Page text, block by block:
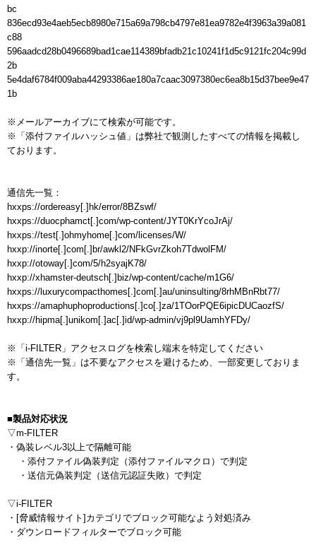
bc
836ecd93e4aeb5ecb8980e715a69a798cb4797e81ea9782e4f3963a39a081
c88
596aadcd28b0496689bad1cae114389bfadb21c10241f1d5c9121fc204c99d
2b
5e4daf6784f009aba44293386ae180a7caac3097380ec6ea8b15d37bee9e47
1b
※メールアーカイブにて検索が可能です。
※「添付ファイルハッシュ値」は弊社で観測したすべての情報を掲載し
ております。
通信先一覧：
hxxps://ordereasy[.]hk/error/8BZswf/
hxxps://duocphamct[.]com/wp-content/JYT0KrYcoJrAj/
hxxps://test[.]ohmyhome[.]com/licenses/W/
hxxp://inorte[.]com[.]br/awkl2/NFkGvrZkoh7TdwolFM/
hxxp://otoway[.]com/5/h2syajK78/
hxxp://xhamster-deutsch[.]biz/wp-content/cache/m1G6/
hxxps://luxurycompacthomes[.]com[.]au/uninsulting/8rhMBnRbt77/
hxxps://amaphuphoproductions[.]co[.]za/1TOorPQE6ipicDUCaozfS/
hxxp://hipma[.]unikom[.]ac[.]id/wp-admin/vj9pl9UamhYFDy/
※「i-FILTER」アクセスログを検索し端末を特定してください
※「通信先一覧」は不要なアクセスを避けるため、一部変更しておりま
す。
■製品対応状況
▽m-FILTER
・偽装レベル3以上で隔離可能
▽i-FILTER
・[脅威情報サイト]カテゴリでブロック可能なよう対処済み
・ダウンロードフィルターでブロック可能